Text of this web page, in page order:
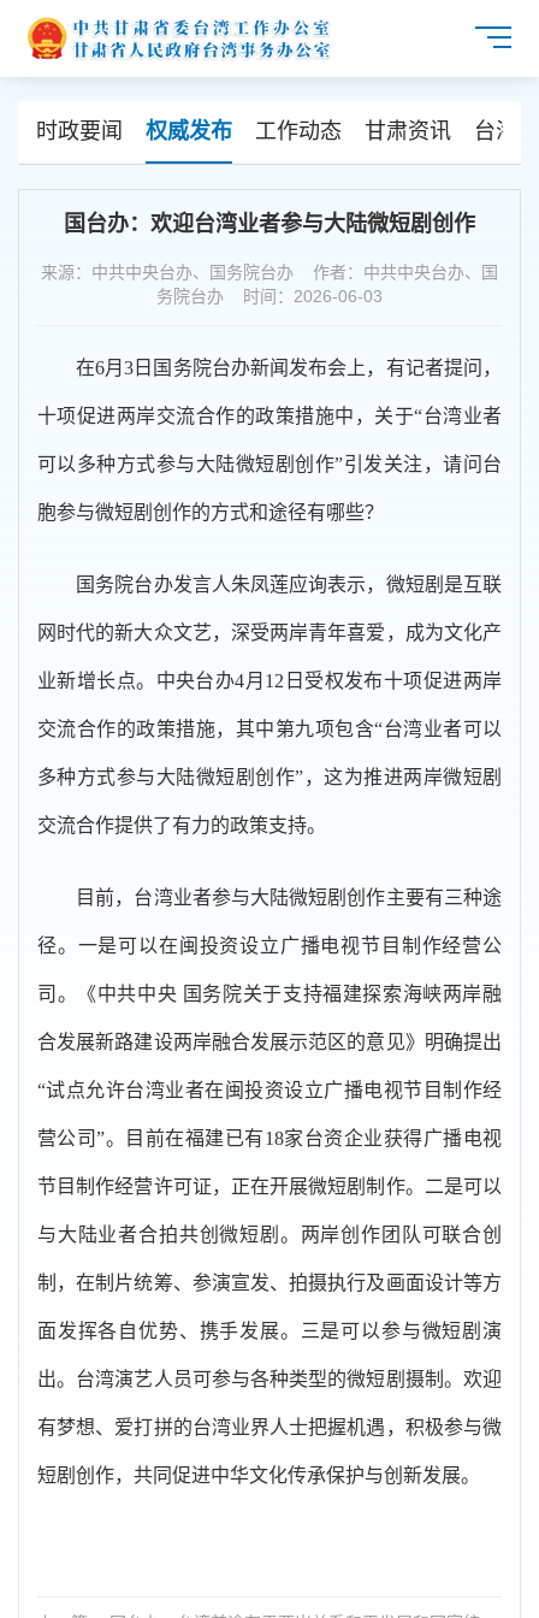
时政要闻 权威发布 工作动态 甘肃资讯 台海
国台办：欢迎台湾业者参与大陆微短剧创作
来源：中共中央台办、国务院台办 作者：中共中央台办、国
务院台办 时间：2026-06-03
在6月3日国务院台办新闻发布会上，有记者提问，
十项促进两岸交流合作的政策措施中，关于“台湾业者
可以多种方式参与大陆微短剧创作”引发关注，请问台
胞参与微短剧创作的方式和途径有哪些？
国务院台办发言人朱凤莲应询表示，微短剧是互联
网时代的新大众文艺，深受两岸青年喜爱，成为文化产
业新增长点。中央台办4月12日受权发布十项促进两岸
交流合作的政策措施，其中第九项包含“台湾业者可以
多种方式参与大陆微短剧创作”，这为推进两岸微短剧
交流合作提供了有力的政策支持。
目前，台湾业者参与大陆微短剧创作主要有三种途
径。一是可以在闽投资设立广播电视节目制作经营公
司。《中共中央 国务院关于支持福建探索海峡两岸融
合发展新路建设两岸融合发展示范区的意见》明确提出
“试点允许台湾业者在闽投资设立广播电视节目制作经
营公司”。目前在福建已有18家台资企业获得广播电视
节目制作经营许可证，正在开展微短剧制作。二是可以
与大陆业者合拍共创微短剧。两岸创作团队可联合创
制，在制片统筹、参演宣发、拍摄执行及画面设计等方
面发挥各自优势、携手发展。三是可以参与微短剧演
出。台湾演艺人员可参与各种类型的微短剧摄制。欢迎
有梦想、爱打拼的台湾业界人士把握机遇，积极参与微
短剧创作，共同促进中华文化传承保护与创新发展。